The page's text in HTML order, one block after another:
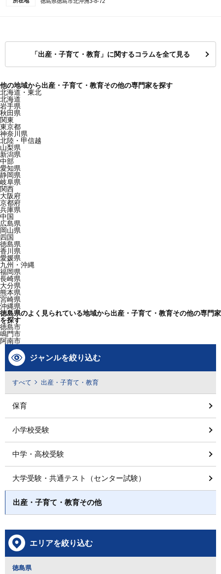
「出産・子育て・教育」に関するコラムを全て見る
他の地域から出産・子育て・教育その他の専門家を探す
北海道・東北
北海道
岩手県
秋田県
関東
東京都
神奈川県
北陸・甲信越
山梨県
新潟県
中部
愛知県
静岡県
岐阜県
関西
大阪府
京都府
兵庫県
中国
広島県
岡山県
四国
徳島県
香川県
愛媛県
九州・沖縄
福岡県
長崎県
大分県
熊本県
宮崎県
沖縄県
徳島県のよく見られている地域から出産・子育て・教育その他の専門家
を探す
徳島市
鳴門市
阿南市
ジャンルを絞り込む
すべて 出産・子育て・教育
保育
小学校受験
中学・高校受験
大学受験・共通テスト（センター試験）
出産・子育て・教育その他
エリアを絞り込む
徳島県